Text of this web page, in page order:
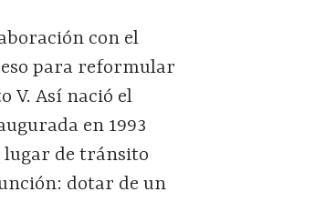
con el
para reformular
V.Así nació el
en 1993
lugar de tránsito
dotar de un